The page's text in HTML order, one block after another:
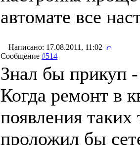
автомате все
Написано: 17.08.2011, 11:02
Сообщение #514
Знал бы
Когда ремонт в
появления
проложил бы